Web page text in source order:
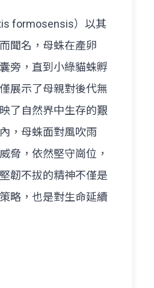
formosensis）以其
聞名，母蛛在產卵
旁，直到小綠貓蛛孵
展示了母親對後代無
了自然界中生存的艱
，母蛛面對風吹雨
脅，依然堅守崗位，
韌不拔的精神不僅是
略，也是對生命延續